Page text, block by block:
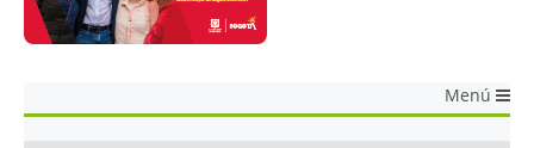
Menú